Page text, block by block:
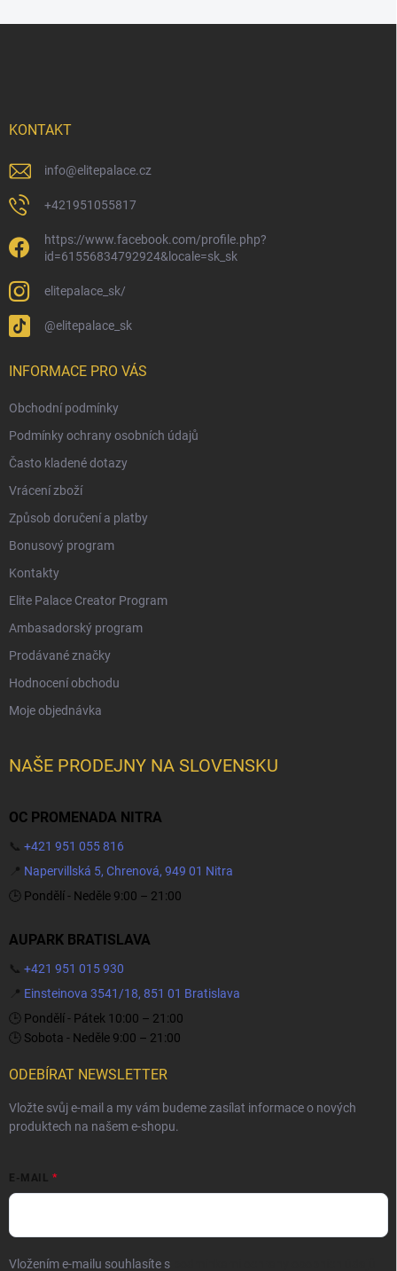
KONTAKT
info@elitepalace.cz
+421951055817
https://www.facebook.com/profile.php?
id=61556834792924&locale=sk_sk
elitepalace_sk/
@elitepalace_sk
INFORMACE PRO VÁS
Obchodní podmínky
Podmínky ochrany osobních údajů
Často kladené dotazy
Vrácení zboží
Způsob doručení a platby
Bonusový program
Kontakty
Elite Palace Creator Program
Ambasadorský program
Prodávané značky
Hodnocení obchodu
Moje objednávka
NAŠE PRODEJNY NA SLOVENSKU
OC PROMENADA NITRA
📞 +421 951 055 816
📍 Napervillská 5, Chrenová, 949 01 Nitra
🕒 Pondělí - Neděle 9:00 – 21:00
AUPARK BRATISLAVA
📞 +421 951 015 930
📍 Einsteinova 3541/18, 851 01 Bratislava
🕒 Pondělí - Pátek 10:00 – 21:00
🕒 Sobota - Neděle 9:00 – 21:00
ODEBÍRAT NEWSLETTER
Vložte svůj e-mail a my vám budeme zasílat informace o nových
produktech na našem e-shopu.
E-MAIL
Vložením e-mailu souhlasíte s